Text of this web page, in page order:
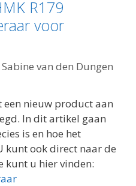
R179
voor
Sabine van den Dungen
nieuw product aan
In dit artikel gaan
is en hoe het
kunt ook direct naar de
kunt u hier vinden: